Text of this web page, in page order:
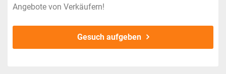
Angebote von Verkäufern!
Gesuch aufgeben